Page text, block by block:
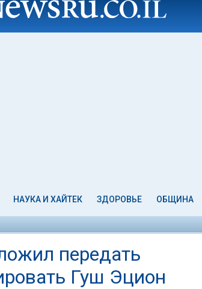
НАУКА И ХАЙТЕК ЗДОРОВЬЕ ОБЩИНА
передать
Гуш Эцион